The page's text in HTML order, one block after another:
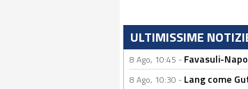
ULTIMISSIME
8 Ago, 10:45 - Favasuli-
8 Ago, 10:30 - Lang come